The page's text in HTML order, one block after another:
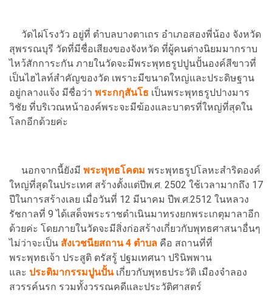
วัดไผ่โรงวัว อยู่ที่ ตำบลบางตาเถร อำเภอสองพี่น้อง จังหวัด
สุพรรณบุรี วัดที่มีชื่อเสียงของจังหวัด ที่ผู้คนต่างนิยมมากราบ
ไหว้สักการะกัน ภายในวัดจะมีพระพุทธรูปปูนปั้นองค์สีขาวที่
เป็นไฮไลท์สำคัญของวัด เพราะมีขนาดใหญ่และประดิษฐาน
อยู่กลางแจ้ง มีชื่อว่า พระกกุสันโธ เป็นพระพุทธรูปปางมาร
วิชัย ที่บริเวณหน้าองค์พระจะมีฆ้องและบาตรที่ใหญ่ที่สุดใน
โลกอีกด้วยค่ะ
นอกจากนี้ยังมี พระพุทธโคดม พระพุทธรูปโลหะสำริดองค์
ใหญ่ที่สุดในประเทศ สร้างตั้งแต่ปีพ.ศ. 2502 ใช้เวลามากถึง 17
ปีในการสร้างเลย เมื่อวันที่ 12 มีนาคม ปีพ.ศ.2512 ในหลวง
รัชกาลที่ 9 ได้เสด็จพระราชดำเนินมาทรงยกพระเกตุมาลาอีก
ด้วยค่ะ โดยภายในวัดจะมีสิ่งก่อสร้างเกี่ยวกับพุทธศาสนาอื่นๆ
ไม่ว่าจะเป็น สังเวชนียสถาน 4 ตำบล คือ สถานที่ที่
พระพุทธเจ้า ประสูติ ตรัสรู้ ปฐมเทศนา ปรินิพพาน
และ ประติมากรรมปูนปั้น เกี่ยวกับพุทธประวัติ เมืองจำลอง
สวรรค์นรก รวมทั้งวรรณคดีและประวัติศาสตร์